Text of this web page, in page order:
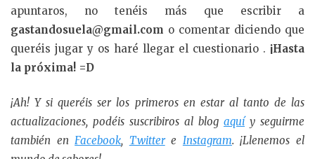
apuntaros, no tenéis más que escribir a
gastandosuela@gmail.com o comentar diciendo que
queréis jugar y os haré llegar el cuestionario . ¡Hasta
la próxima! =D
¡Ah! Y si queréis ser los primeros en estar al tanto de las
actualizaciones, podéis suscribiros al blog aquíy seguirme
también en Facebook, Twittere Instagram. ¡Llenemos el